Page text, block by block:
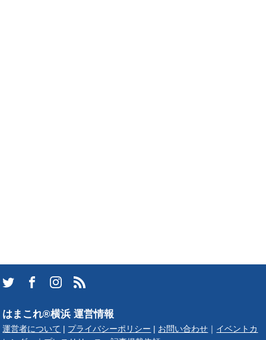
はまこれ®横浜 運営情報
運営者について プライバシーポリシー お問い合わせ
イベントカ